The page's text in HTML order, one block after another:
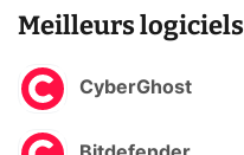
Meilleurs logiciels
CyberGhost